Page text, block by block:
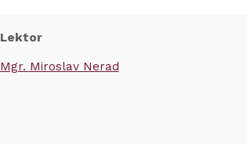
Lektor
Mgr. Miroslav Nerad